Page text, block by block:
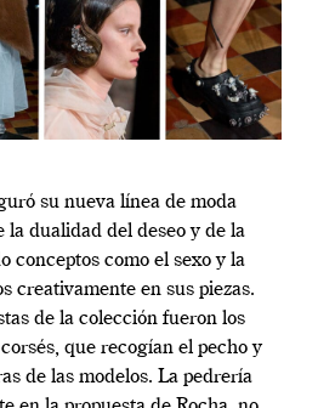
su nueva línea de moda
la dualidad del deseo y de la
conceptos como el sexo y la
creativamente en sus piezas.
de la colección fueron los
que recogían el pecho y
de las modelos. La pedrería